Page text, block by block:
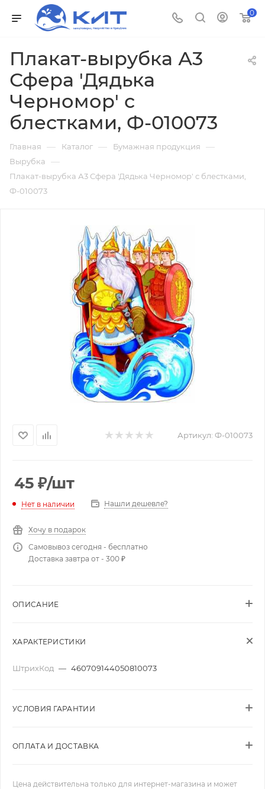
0
Плакат-вырубка А3
Сфера 'Дядька
Черномор' с
блестками, Ф-010073
Главная — Каталог — Бумажная продукция —
Вырубка —
Плакат-вырубка А3 Сфера 'Дядька Черномор' с блестками,
Ф-010073
Артикул: Ф-010073
45 ₽/шт
Нет в наличии Нашли дешевле?
Хочу в подарок
Самовывоз сегодня - бесплатно
Доставка завтра от - 300 ₽
ОПИСАНИЕ
ХАРАКТЕРИСТИКИ
ШтрихКод — 460709144050810073
УСЛОВИЯ ГАРАНТИИ
ОПЛАТА И ДОСТАВКА
Цена действительна только для интернет-магазина и может